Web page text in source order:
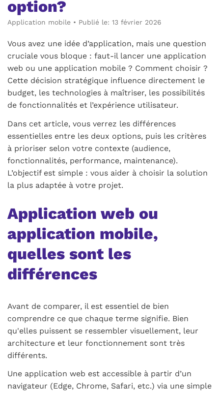
option?
Application mobile • Publié le: 13 février 2026
Vous avez une idée d’application, mais une question
cruciale vous bloque : faut-il lancer une application
web ou une application mobile ? Comment choisir ?
Cette décision stratégique influence directement le
budget, les technologies à maîtriser, les possibilités
de fonctionnalités et l’expérience utilisateur.
Dans cet article, vous verrez les différences
essentielles entre les deux options, puis les critères
à prioriser selon votre contexte (audience,
fonctionnalités, performance, maintenance).
L’objectif est simple : vous aider à choisir la solution
la plus adaptée à votre projet.
Application web ou
application mobile,
quelles sont les
différences
Avant de comparer, il est essentiel de bien
comprendre ce que chaque terme signifie. Bien
qu'elles puissent se ressembler visuellement, leur
architecture et leur fonctionnement sont très
différents.
Une application web est accessible à partir d’un
navigateur (Edge, Chrome, Safari, etc.) via une simple